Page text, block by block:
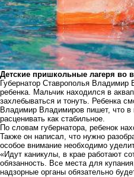
Детские пришкольные лагеря во
Губернатор Ставрополья Владимир
ребенка. Мальчик находился в
захлебываться и тонуть. Ребенка
Владимир Владимиров пишет, что в
расценивать как стабильное.
По словам губернатора, ребенок
Также он написал, что нужно
особое внимание необходимо
«Идут каникулы, в крае работают
обязанность. Все места для
надзорные органы обязательно